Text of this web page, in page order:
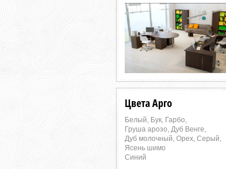
Цвета Арго
Белый, Бук, Гарбо,
Груша арозо, Дуб Венге,
Дуб молочный, Орех, Серый,
Ясень шимо
Синий